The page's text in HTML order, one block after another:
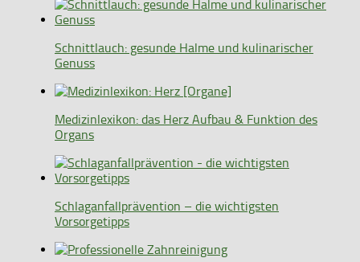
Schnittlauch: gesunde Halme und kulinarischer
Genuss
Medizinlexikon: das Herz Aufbau & Funktion des
Organs
Schlaganfallprävention – die wichtigsten
Vorsorgetipps